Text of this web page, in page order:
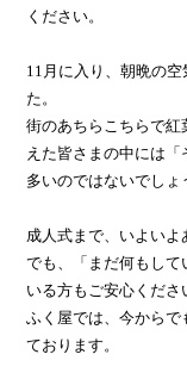
ください。
11月に入り、朝晩の
た。
街のあちらこちらで
えた皆さまの中には
多いのではないでしょ
成人式まで、いよいよ
でも、「まだ何もし
いる方もご安心くださ
ふく屋では、今からで
ております。